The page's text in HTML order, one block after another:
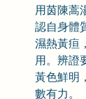
用茵陳蒿
認自身體
濕熱黃疸
用。辨證
黃色鮮明
數有力。